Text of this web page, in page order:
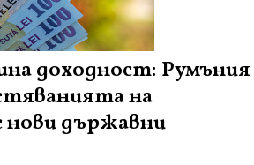
доходност: Румъния
на
нови държавни